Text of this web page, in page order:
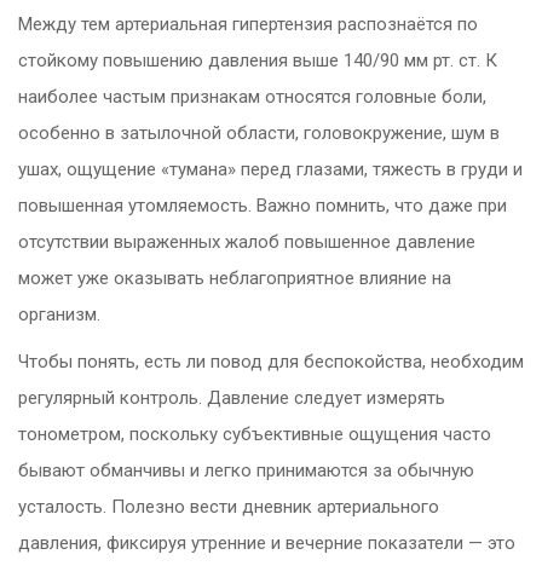
Между тем артериальная гипертензия распознаётся по
стойкому повышению давления выше 140/90 мм рт. ст. К
наиболее частым признакам относятся головные боли,
особенно в затылочной области, головокружение, шум в
ушах, ощущение «тумана» перед глазами, тяжесть в груди и
повышенная утомляемость. Важно помнить, что даже при
отсутствии выраженных жалоб повышенное давление
может уже оказывать неблагоприятное влияние на
организм.
Чтобы понять, есть ли повод для беспокойства, необходим
регулярный контроль. Давление следует измерять
тонометром, поскольку субъективные ощущения часто
бывают обманчивы и легко принимаются за обычную
усталость. Полезно вести дневник артериального
давления, фиксируя утренние и вечерние показатели — это